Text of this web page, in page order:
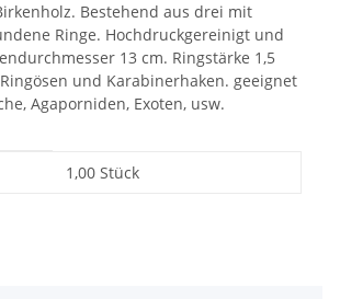
Bestehend aus drei mit
Ringe. Hochdruckgereinigt und
13 cm. Ringstärke 1,5
und Karabinerhaken. geeignet
Agaporniden, Exoten, usw.
1,00 Stück